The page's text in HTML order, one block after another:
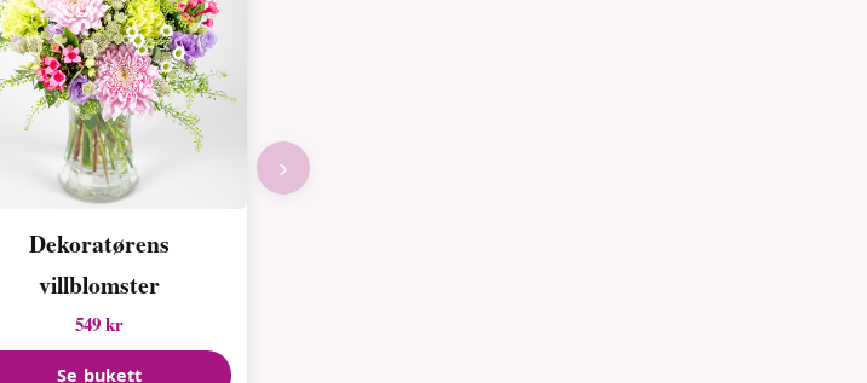
Dekoratørens
villblomster
549 kr
Se bukett
›